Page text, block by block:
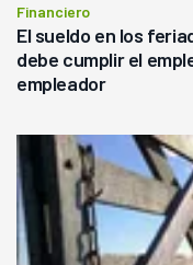
Financiero
El sueldo en los
debe cumplir el
empleador